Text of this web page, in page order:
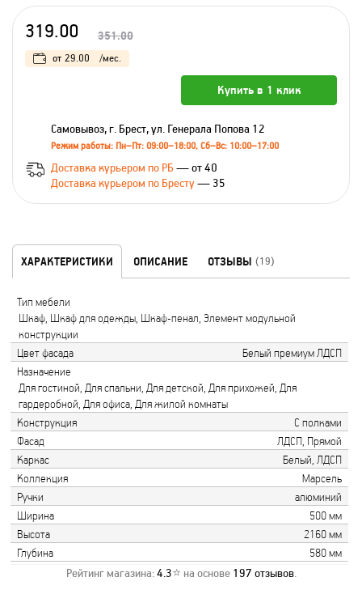
319.00 351.00
от 29.00 /мес.
Купить в 1 клик
Самовывоз, г. Брест, ул. Генерала Попова 12
Режим работы: Пн–Пт: 09:00–18:00, Сб–Вс: 10:00–17:00
Доставка курьером по РБ — от 40
Доставка курьером по Бресту— 35
ХАРАКТЕРИСТИКИ ОПИСАНИЕ ОТЗЫВЫ (19)
Тип мебели
Шкаф, Шкаф для одежды, Шкаф-пенал, Элемент модульной
конструкции
Цвет фасада
Белый премиум ЛДСП
Назначение
Для гостиной, Для спальни, Для детской, Для прихожей, Для
гардеробной, Для офиса, Для жилой комнаты
Конструкция
С полками
Фасад
ЛДСП, Прямой
Каркас
Белый, ЛДСП
Коллекция
Марсель
Ручки
алюминий
Ширина
500 мм
Высота
2160 мм
Глубина
580 мм
Рейтинг магазина:4.3⭐ на основе 197 отзывов.